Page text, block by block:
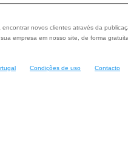
novos clientes através da
empresa em nosso site, de forma
Condições de uso Contacto